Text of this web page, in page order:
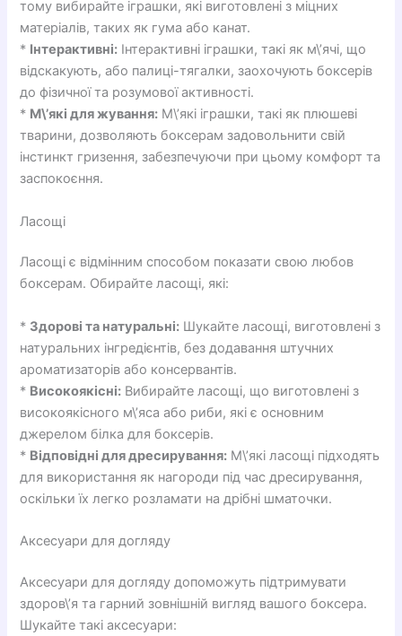
тому вибирайте іграшки, які виготовлені з міцних
матеріалів, таких як гума або канат.
* Інтерактивні: Інтерактивні іграшки, такі як м\’ячі, що
відскакують, або палиці-тягалки, заохочують боксерів
до фізичної та розумової активності.
* М\’які для жування: М\’які іграшки, такі як плюшеві
тварини, дозволяють боксерам задовольнити свій
інстинкт гризення, забезпечуючи при цьому комфорт та
заспокоєння.
Ласощі
Ласощі є відмінним способом показати свою любов
боксерам. Обирайте ласощі, які:
* Здорові та натуральні: Шукайте ласощі, виготовлені з
натуральних інгредієнтів, без додавання штучних
ароматизаторів або консервантів.
* Високоякісні: Вибирайте ласощі, що виготовлені з
високоякісного м\’яса або риби, які є основним
джерелом білка для боксерів.
* Відповідні для дресирування: М\’які ласощі підходять
для використання як нагороди під час дресирування,
оскільки їх легко розламати на дрібні шматочки.
Аксесуари для догляду
Аксесуари для догляду допоможуть підтримувати
здоров\’я та гарний зовнішній вигляд вашого боксера.
Шукайте такі аксесуари: